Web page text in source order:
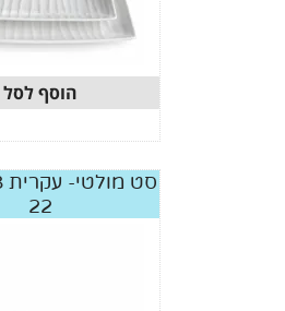
הוסף לסל
22